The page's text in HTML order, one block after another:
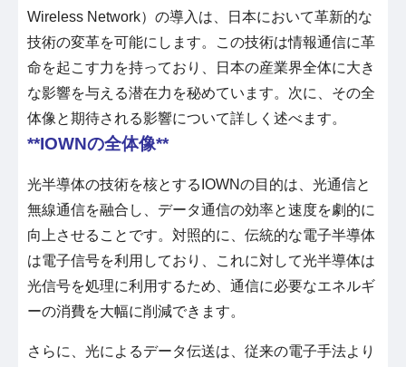
Wireless Network）の導入は、日本において革新的な
技術の変革を可能にします。この技術は情報通信に革
命を起こす力を持っており、日本の産業界全体に大き
な影響を与える潜在力を秘めています。次に、その全
体像と期待される影響について詳しく述べます。
**IOWNの全体像**
光半導体の技術を核とするIOWNの目的は、光通信と
無線通信を融合し、データ通信の効率と速度を劇的に
向上させることです。対照的に、伝統的な電子半導体
は電子信号を利用しており、これに対して光半導体は
光信号を処理に利用するため、通信に必要なエネルギ
ーの消費を大幅に削減できます。
さらに、光によるデータ伝送は、従来の電子手法より